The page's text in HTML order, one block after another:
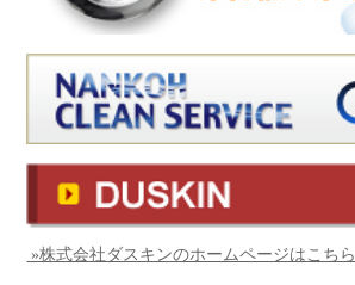
»株式会社ダスキンのホームページはこちら